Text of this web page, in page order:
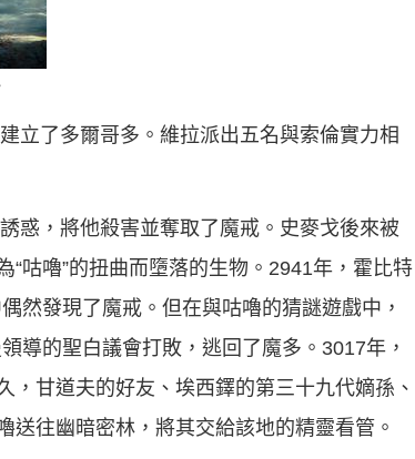
立了多爾哥多。維拉派出五名與索倫實力相
惑，將他殺害並奪取了魔戒。史麥戈後來被
咕嚕”的扭曲而墮落的生物。2941年，霍比特
然發現了魔戒。但在與咕嚕的猜謎遊戲中，
導的聖白議會打敗，逃回了魔多。3017年，
甘道夫的好友、埃西鐸的第三十九代嫡孫、
往幽暗密林，將其交給該地的精靈看管。